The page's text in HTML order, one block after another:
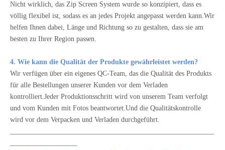
Nicht wirklich, das Zip Screen System wurde so konzipiert, dass es
völlig flexibel ist, sodass es an jedes Projekt angepasst werden kann.Wir
helfen Ihnen dabei, Länge und Richtung so zu gestalten, dass sie am
besten zu Ihrer Region passen.
4. Wie kann die Qualität der Produkte gewährleistet werden?
Wir verfügen über ein eigenes QC-Team, das die Qualität des Produkts
für alle Bestellungen unserer Kunden vor dem Verladen
kontrolliert.Jeder Produktionsschritt wird von unserem Team verfolgt
und vom Kunden mit Fotos beantwortet.Und die Qualitätskontrolle
wird vor dem Verpacken und Verladen durchgeführt.